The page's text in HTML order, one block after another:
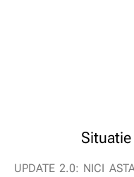
UPDATE 2.0: NICI